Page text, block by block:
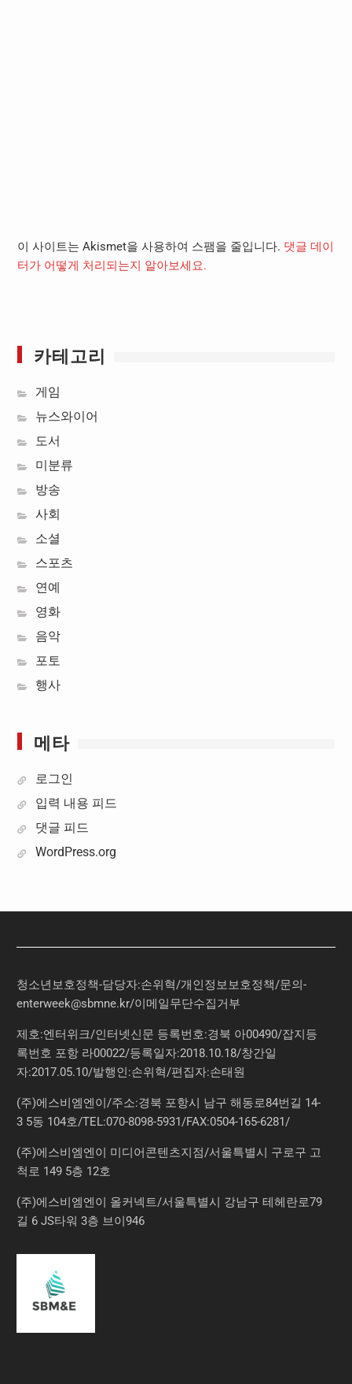
이 사이트는 Akismet을 사용하여 스팸을 줄입니다. 댓글 데이
터가 어떻게 처리되는지 알아보세요.
카테고리
게임
뉴스와이어
도서
미분류
방송
사회
소셜
스포츠
연예
영화
음악
포토
행사
메타
로그인
입력 내용 피드
댓글 피드
WordPress.org
청소년보호정책-담당자:손위혁/개인정보보호정책/문의-
enterweek@sbmne.kr/이메일무단수집거부
제호:엔터위크/인터넷신문 등록번호:경북 아00490/잡지등
록번호 포항 라00022/등록일자:2018.10.18/창간일
자:2017.05.10/발행인:손위혁/편집자:손태원
(주)에스비엠엔이/주소:경북 포항시 남구 해동로84번길 14-
3 5동 104호/TEL:070-8098-5931/FAX:0504-165-6281/
(주)에스비엠엔이 미디어콘텐츠지점/서울특별시 구로구 고
척로 149 5층 12호
(주)에스비엠엔이 올커넥트/서울특별시 강남구 테헤란로79
길 6 JS타워 3층 브이946